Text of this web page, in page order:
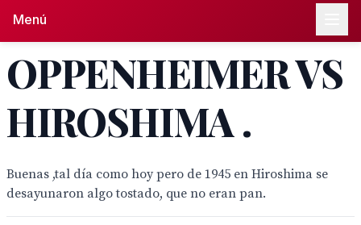
Menú
OPPENHEIMER VS
HIROSHIMA .
Buenas ,tal día como hoy pero de 1945 en Hiroshima se
desayunaron algo tostado, que no eran pan.